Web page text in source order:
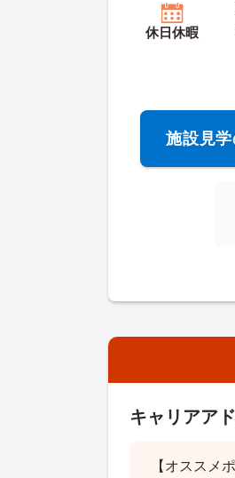
休日休暇
施設見
キャリアア
【オススメ